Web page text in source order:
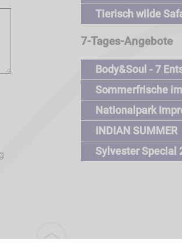
Tierisch wilde
7-Tages-Angebote
Body&Soul - 7
Sommerfrische
Nationalpark
INDIAN SUMMER
Sylvester Special